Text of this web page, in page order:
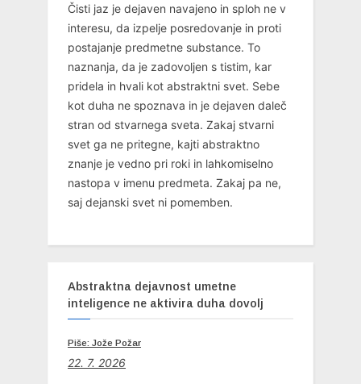
Čisti jaz je dejaven navajeno in sploh ne v
interesu, da izpelje posredovanje in proti
postajanje predmetne substance. To
naznanja, da je zadovoljen s tistim, kar
pridela in hvali kot abstraktni svet. Sebe
kot duha ne spoznava in je dejaven daleč
stran od stvarnega sveta. Zakaj stvarni
svet ga ne pritegne, kajti abstraktno
znanje je vedno pri roki in lahkomiselno
nastopa v imenu predmeta. Zakaj pa ne,
saj dejanski svet ni pomemben.
Abstraktna dejavnost umetne
inteligence ne aktivira duha dovolj
Piše: Jože Požar
22. 7. 2026